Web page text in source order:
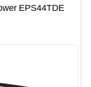
EPS44TDE